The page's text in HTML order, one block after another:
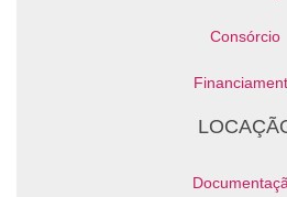
Consórcio